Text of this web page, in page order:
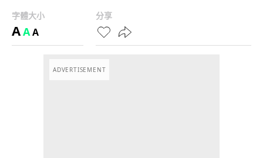
字體大小
AAA
分享
ADVERTISEMENT